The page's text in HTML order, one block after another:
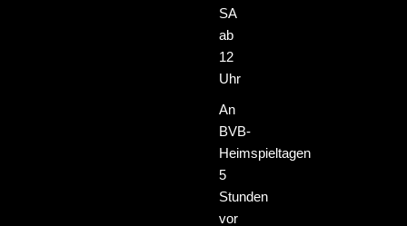
SA
ab
12
Uhr
An
BVB-
Heimspieltagen
5
Stunden
vor